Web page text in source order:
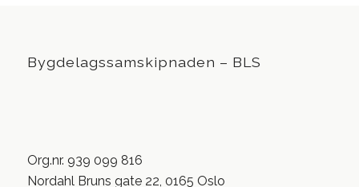
Bygdelagssamskipnaden – BLS
Org.nr. 939 099 816
Nordahl Bruns gate 22, 0165 Oslo